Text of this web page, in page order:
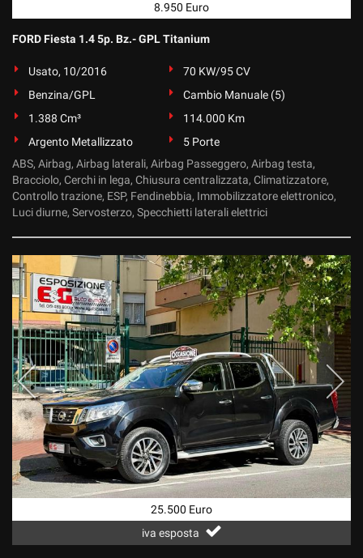
8.950 Euro
FORD Fiesta 1.4 5p. Bz.- GPL Titanium
Usato, 10/2016
70 KW/95 CV
Benzina/GPL
Cambio Manuale (5)
1.388 Cm³
114.000 Km
Argento Metallizzato
5 Porte
ABS, Airbag, Airbag laterali, Airbag Passeggero, Airbag testa,
Bracciolo, Cerchi in lega, Chiusura centralizzata, Climatizzatore,
Controllo trazione, ESP, Fendinebbia, Immobilizzatore elettronico,
Luci diurne, Servosterzo, Specchietti laterali elettrici
25.500 Euro
iva esposta